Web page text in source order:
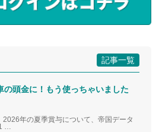
記事一覧
の頭金に！もう使っちゃいました
年の夏季賞与について、帝国データ
…